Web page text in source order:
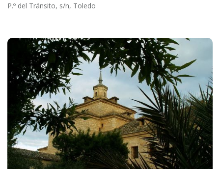
P.º del Tránsito, s/n, Toledo